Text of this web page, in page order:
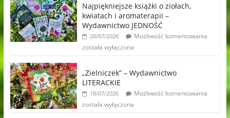
Najpiękniejsze książki o ziołach,
kwiatach i aromaterapii –
Wydawnictwo JEDNOŚĆ
20/07/2026
Możliwość komentowania
została wyłączona
„Zielniczek” – Wydawnictwo
LITERACKIE
18/07/2026
Możliwość komentowania
została wyłączona